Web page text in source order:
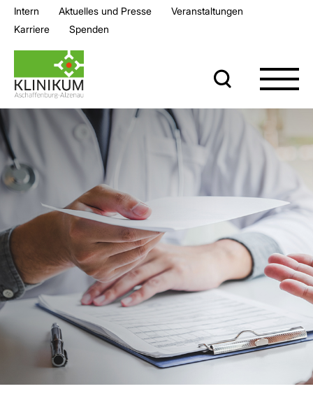
Intern Aktuelles und Presse
Veran­staltungen
Karriere
Spenden